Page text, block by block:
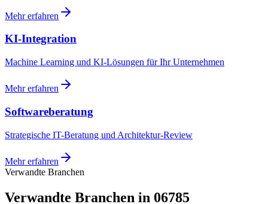
Mehr erfahren
KI-Integration
Machine Learning und KI-Lösungen für Ihr Unternehmen
Mehr erfahren
Softwareberatung
Strategische IT-Beratung und Architektur-Review
Mehr erfahren
Verwandte Branchen
Verwandte Branchen in 06785